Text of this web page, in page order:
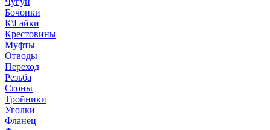
Бочонки
К\Гайки
Крестовины
Муфты
Отводы
Переход
Резьба
Сгоны
Тройники
Уголки
Фланец